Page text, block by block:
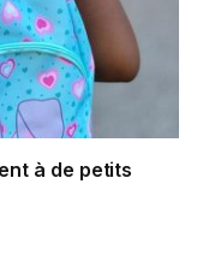
à de petits